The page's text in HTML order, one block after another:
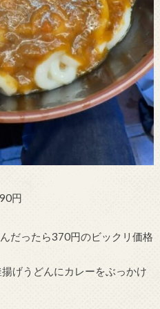
円
だったら370円のビックリ価格
げうどんにカレーをぶっかけ